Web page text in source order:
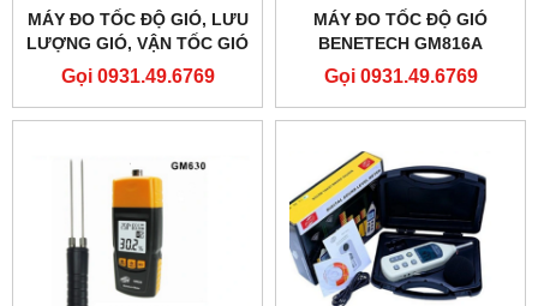
MÁY ĐO TỐC ĐỘ GIÓ, LƯU
LƯỢNG GIÓ, VẬN TỐC GIÓ
BENETECH GM8903
Gọi 0931.49.6769
MÁY ĐO TỐC ĐỘ GIÓ
BENETECH GM816A
Gọi 0931.49.6769